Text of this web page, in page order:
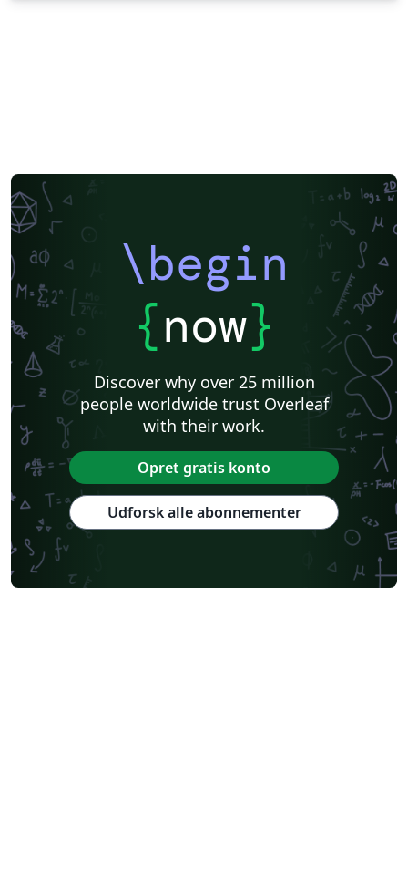
\begin
{now}
Discover why over 25 million
people worldwide trust Overleaf
with their work.
Opret gratis konto
Udforsk alle abonnementer